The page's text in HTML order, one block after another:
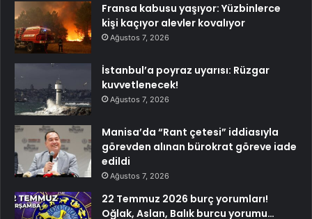
Fransa kabusu yaşıyor: Yüzbinlerce
kişi kaçıyor alevler kovalıyor
Ağustos 7, 2026
İstanbul’a poyraz uyarısı: Rüzgar
kuvvetlenecek!
Ağustos 7, 2026
Manisa’da “Rant çetesi” iddiasıyla
görevden alınan bürokrat göreve iade
edildi
Ağustos 7, 2026
22 Temmuz 2026 burç yorumları!
Oğlak, Aslan, Balık burcu yorumu…